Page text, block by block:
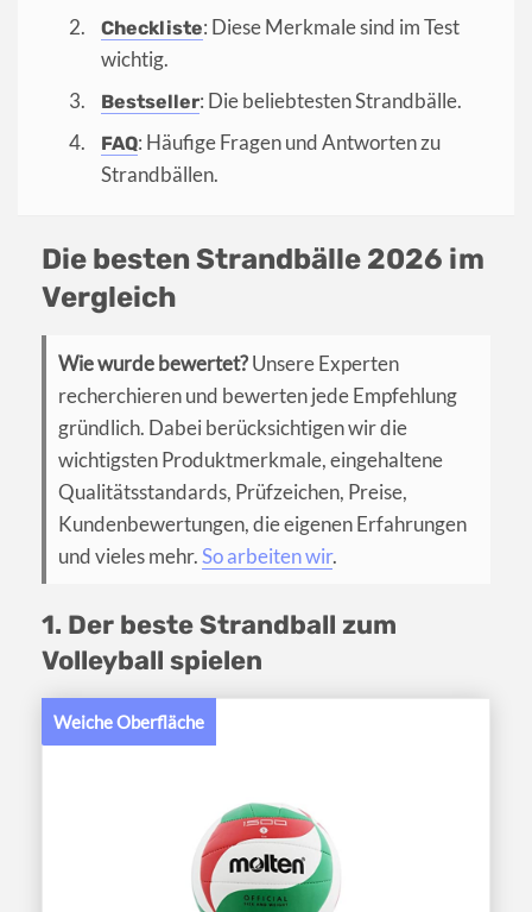
Checkliste: Diese Merkmale sind im Test
wichtig.
Bestseller: Die beliebtesten Strandbälle.
FAQ: Häufige Fragen und Antworten zu
Strandbällen.
Die besten Strandbälle 2026 im
Vergleich
Wie wurde bewertet?Unsere Experten
recherchieren und bewerten jede Empfehlung
gründlich. Dabei berücksichtigen wir die
wichtigsten Produktmerkmale, eingehaltene
Qualitätsstandards, Prüfzeichen, Preise,
Kundenbewertungen, die eigenen Erfahrungen
und vieles mehr.So arbeiten wir.
1. Der beste Strandball zum
Volleyball spielen
Weiche Oberfläche